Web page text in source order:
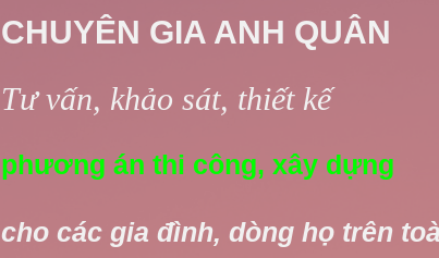
CHUYÊN GIA ANH QUÂN
Tư vấn, khảo sát, thiết kế
phương án thi công, xây dựng
cho các gia đình, dòng họ trên